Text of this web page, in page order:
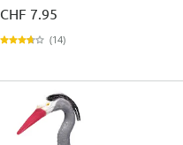
CHF 7.95
(14)